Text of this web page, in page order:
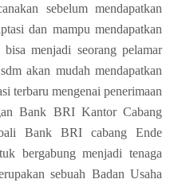
sebelum mendapatkan
dan mampu mendapatkan
menjadi seorang pelamar
akan mudah mendapatkan
terbaru mengenai penerimaan
Bank BRI Kantor Cabang
Bank BRI cabang Ende
bergabung menjadi tenaga
sebuah Badan Usaha